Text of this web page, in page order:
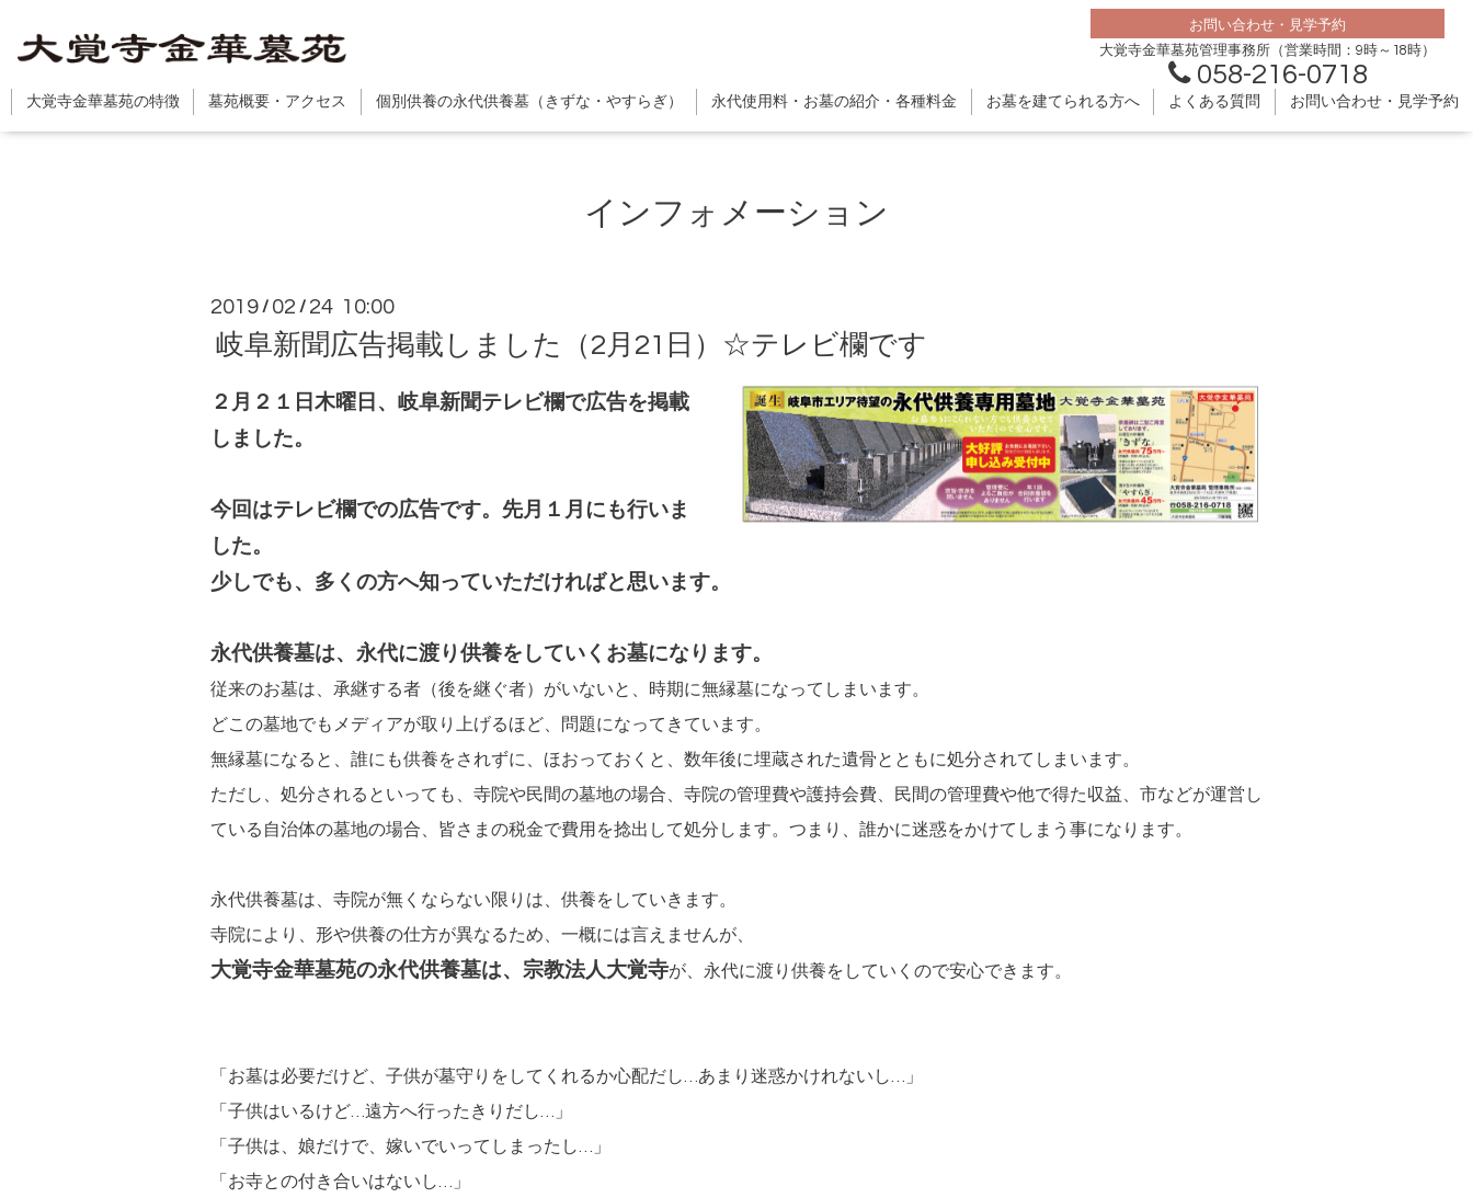
お問い合わせ・見学予約
大覚寺金華墓苑管理事務所（営業時間：9時～18時）
058-216-0718
大覚寺金華墓苑の特徴 墓苑概要・アクセス 個別供養の永代供養墓（きずな・やすらぎ） 永代使用料・お墓の紹介・各種料金 お墓を建てられる方へ よくある質問 お問い合わせ・見学予約
インフォメーション
2019 / 02 / 24 10:00
岐阜新聞広告掲載しました（2月21日）☆テレビ欄です
２月２１日木曜日、岐阜新聞テレビ欄で広告を掲載
しました。
今回はテレビ欄での広告です。先月１月にも行いま
した。
少しでも、多くの方へ知っていただければと思います。
永代供養墓は、永代に渡り供養をしていくお墓になります。
従来のお墓は、承継する者（後を継ぐ者）がいないと、時期に無縁墓になってしまいます。
どこの墓地でもメディアが取り上げるほど、問題になってきています。
無縁墓になると、誰にも供養をされずに、ほおっておくと、数年後に埋蔵された遺骨とともに処分されてしまいます。
ただし、処分されるといっても、寺院や民間の墓地の場合、寺院の管理費や護持会費、民間の管理費や他で得た収益、市などが運営し
ている自治体の墓地の場合、皆さまの税金で費用を捻出して処分します。つまり、誰かに迷惑をかけてしまう事になります。
永代供養墓は、寺院が無くならない限りは、供養をしていきます。
寺院により、形や供養の仕方が異なるため、一概には言えませんが、
大覚寺金華墓苑の永代供養墓は、宗教法人大覚寺が、永代に渡り供養をしていくので安心できます。
「お墓は必要だけど、子供が墓守りをしてくれるか心配だし…あまり迷惑かけれないし…」
「子供はいるけど…遠方へ行ったきりだし…」
「子供は、娘だけで、嫁いでいってしまったし…」
「お寺との付き合いはないし…」